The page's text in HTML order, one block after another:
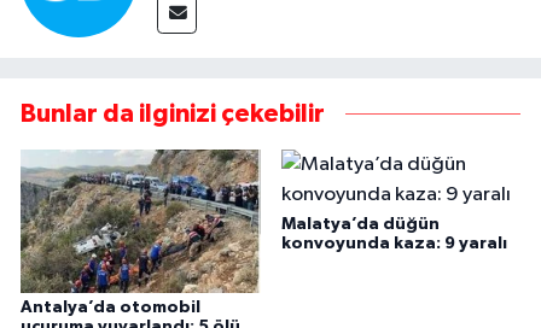
Bunlar da ilginizi çekebilir
Antalya’da otomobil
Malatya’da düğün
konvoyunda kaza: 9 yaralı